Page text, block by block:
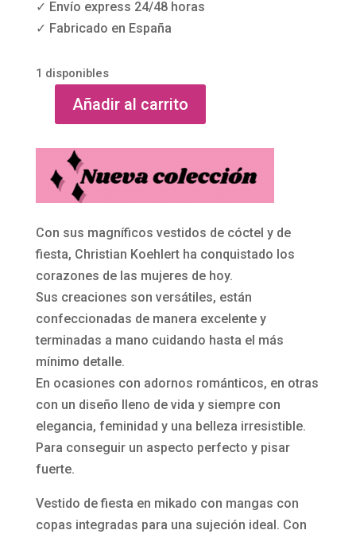
✓ Envío express 24/48 horas
✓ Fabricado en España
1 disponibles
Vestido
fiesta
mikado
Añadir al carrito
Con sus magníficos vestidos de cóctel y de
fiesta, Christian Koehlert ha conquistado los
corazones de las mujeres de hoy.
Sus creaciones son versátiles, están
confeccionadas de manera excelente y
terminadas a mano cuidando hasta el más
mínimo detalle.
En ocasiones con adornos románticos, en otras
con un diseño lleno de vida y siempre con
elegancia, feminidad y una belleza irresistible.
Para conseguir un aspecto perfecto y pisar
fuerte.
Vestido de fiesta en mikado con mangas con
copas integradas para una sujeción ideal. Con